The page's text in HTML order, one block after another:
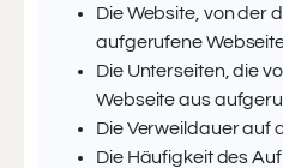
Die Website, von der
aufgerufene
Die Unterseiten, die
Webseite aus
Die Verweildauer auf
Die Häufigkeit des